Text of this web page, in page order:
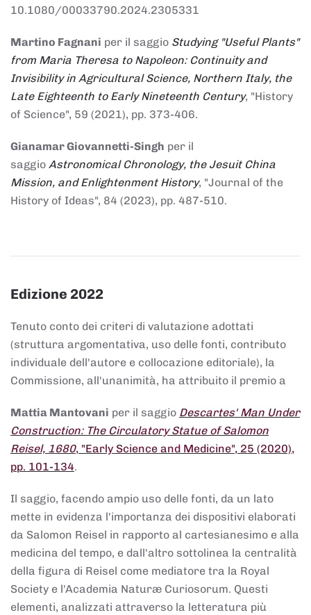
10.1080/00033790.2024.2305331
Martino Fagnani per il saggio Studying "Useful Plants"
from Maria Theresa to Napoleon: Continuity and
Invisibility in Agricultural Science, Northern Italy, the
Late Eighteenth to Early Nineteenth Century, "History
of Science", 59 (2021), pp. 373-406.
Gianamar Giovannetti-Singh per il
saggio Astronomical Chronology, the Jesuit China
Mission, and Enlightenment History, "Journal of the
History of Ideas", 84 (2023), pp. 487-510.
Edizione 2022
Tenuto conto dei criteri di valutazione adottati
(struttura argomentativa, uso delle fonti, contributo
individuale dell'autore e collocazione editoriale), la
Commissione, all'unanimità, ha attribuito il premio a
Mattia Mantovani per il saggio Descartes' Man Under
Construction: The Circulatory Statue of Salomon
Reisel, 1680, "Early Science and Medicine", 25 (2020),
pp. 101-134.
Il saggio, facendo ampio uso delle fonti, da un lato
mette in evidenza l'importanza dei dispositivi elaborati
da Salomon Reisel in rapporto al cartesianesimo e alla
medicina del tempo, e dall'altro sottolinea la centralità
della figura di Reisel come mediatore tra la Royal
Society e l'Academia Naturæ Curiosorum. Questi
elementi, analizzati attraverso la letteratura più